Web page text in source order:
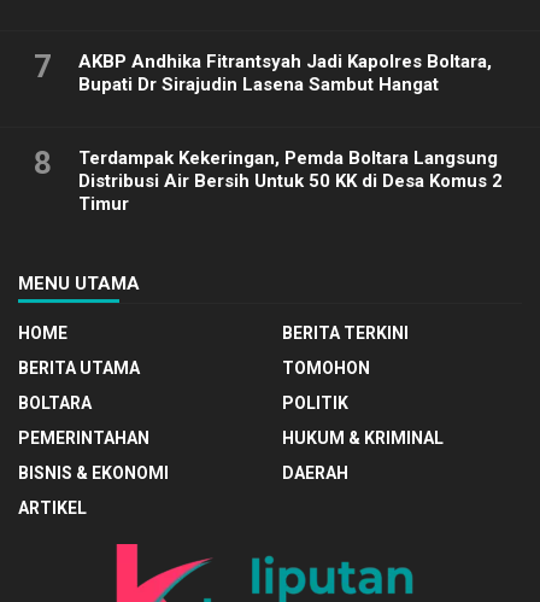
7
AKBP Andhika Fitrantsyah Jadi Kapolres Boltara,
Bupati Dr Sirajudin Lasena Sambut Hangat
8
Terdampak Kekeringan, Pemda Boltara Langsung
Distribusi Air Bersih Untuk 50 KK di Desa Komus 2
Timur
MENU UTAMA
HOME
BERITA TERKINI
BERITA UTAMA
TOMOHON
BOLTARA
POLITIK
PEMERINTAHAN
HUKUM & KRIMINAL
BISNIS & EKONOMI
DAERAH
ARTIKEL